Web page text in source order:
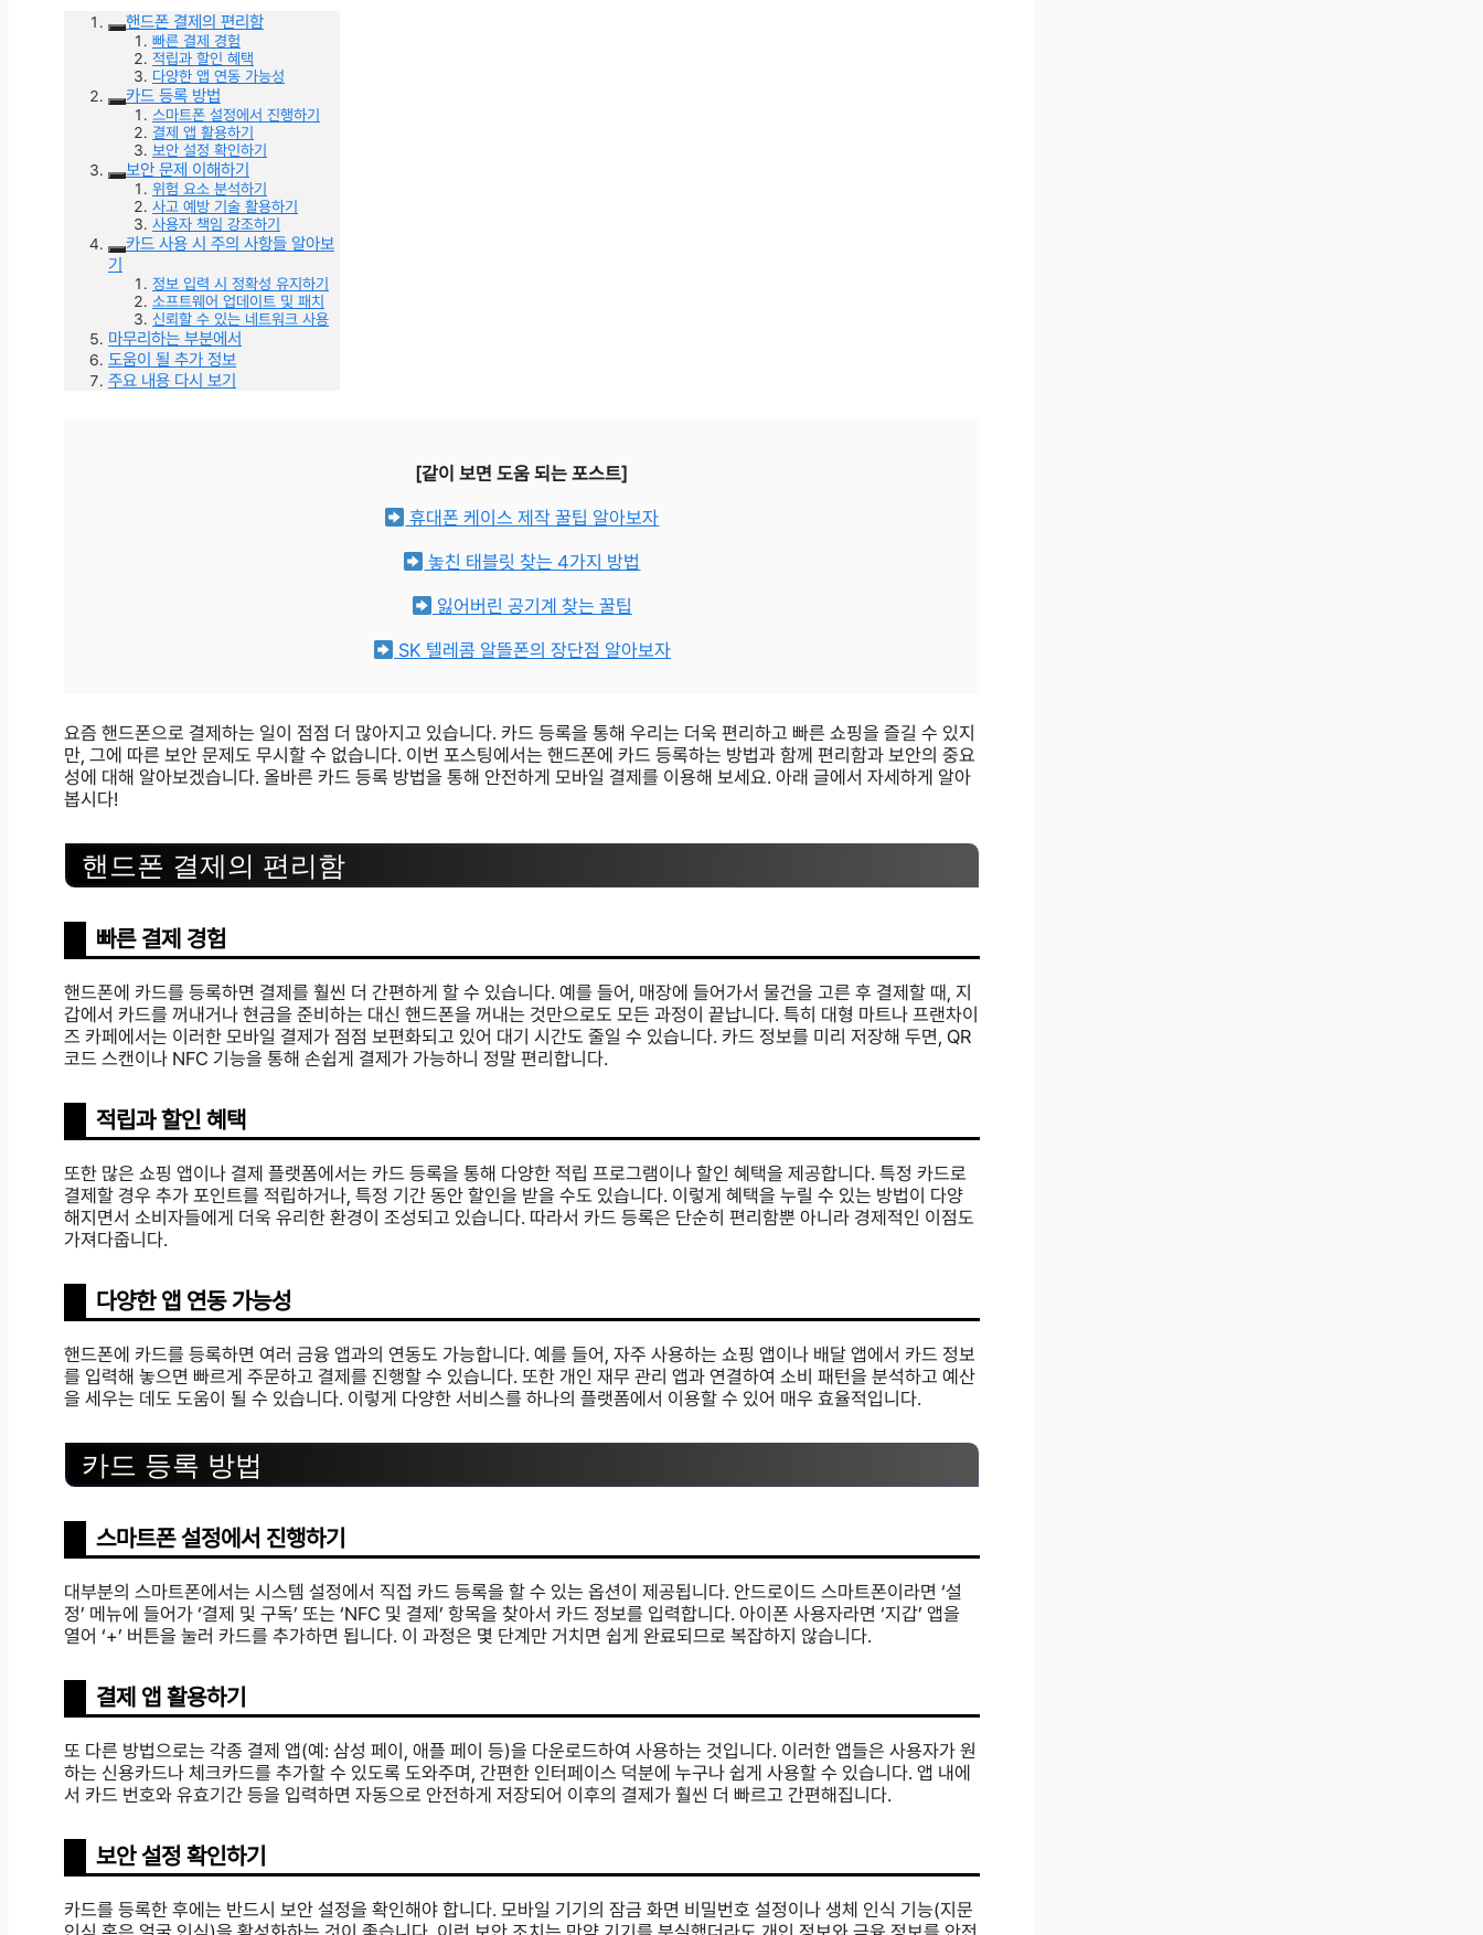
핸드폰 결제의 편리함
빠른 결제 경험
적립과 할인 혜택
다양한 앱 연동 가능성
카드 등록 방법
스마트폰 설정에서 진행하기
결제 앱 활용하기
보안 설정 확인하기
보안 문제 이해하기
위험 요소 분석하기
사고 예방 기술 활용하기
사용자 책임 강조하기
카드 사용 시 주의 사항들 알아보
기
정보 입력 시 정확성 유지하기
소프트웨어 업데이트 및 패치
신뢰할 수 있는 네트워크 사용
마무리하는 부분에서
도움이 될 추가 정보
주요 내용 다시 보기
[같이 보면 도움 되는 포스트]
휴대폰 케이스 제작 꿀팁 알아보자
놓친 태블릿 찾는 4가지 방법
잃어버린 공기계 찾는 꿀팁
SK 텔레콤 알뜰폰의 장단점 알아보자
요즘 핸드폰으로 결제하는 일이 점점 더 많아지고 있습니다. 카드 등록을 통해 우리는 더욱 편리하고 빠른 쇼핑을 즐길 수 있지
만, 그에 따른 보안 문제도 무시할 수 없습니다. 이번 포스팅에서는 핸드폰에 카드 등록하는 방법과 함께 편리함과 보안의 중요
성에 대해 알아보겠습니다. 올바른 카드 등록 방법을 통해 안전하게 모바일 결제를 이용해 보세요. 아래 글에서 자세하게 알아
봅시다!
핸드폰 결제의 편리함
빠른 결제 경험
핸드폰에 카드를 등록하면 결제를 훨씬 더 간편하게 할 수 있습니다. 예를 들어, 매장에 들어가서 물건을 고른 후 결제할 때, 지
갑에서 카드를 꺼내거나 현금을 준비하는 대신 핸드폰을 꺼내는 것만으로도 모든 과정이 끝납니다. 특히 대형 마트나 프랜차이
즈 카페에서는 이러한 모바일 결제가 점점 보편화되고 있어 대기 시간도 줄일 수 있습니다. 카드 정보를 미리 저장해 두면, QR
코드 스캔이나 NFC 기능을 통해 손쉽게 결제가 가능하니 정말 편리합니다.
적립과 할인 혜택
또한 많은 쇼핑 앱이나 결제 플랫폼에서는 카드 등록을 통해 다양한 적립 프로그램이나 할인 혜택을 제공합니다. 특정 카드로
결제할 경우 추가 포인트를 적립하거나, 특정 기간 동안 할인을 받을 수도 있습니다. 이렇게 혜택을 누릴 수 있는 방법이 다양
해지면서 소비자들에게 더욱 유리한 환경이 조성되고 있습니다. 따라서 카드 등록은 단순히 편리함뿐 아니라 경제적인 이점도
가져다줍니다.
다양한 앱 연동 가능성
핸드폰에 카드를 등록하면 여러 금융 앱과의 연동도 가능합니다. 예를 들어, 자주 사용하는 쇼핑 앱이나 배달 앱에서 카드 정보
를 입력해 놓으면 빠르게 주문하고 결제를 진행할 수 있습니다. 또한 개인 재무 관리 앱과 연결하여 소비 패턴을 분석하고 예산
을 세우는 데도 도움이 될 수 있습니다. 이렇게 다양한 서비스를 하나의 플랫폼에서 이용할 수 있어 매우 효율적입니다.
카드 등록 방법
스마트폰 설정에서 진행하기
대부분의 스마트폰에서는 시스템 설정에서 직접 카드 등록을 할 수 있는 옵션이 제공됩니다. 안드로이드 스마트폰이라면 ‘설
정’ 메뉴에 들어가 ‘결제 및 구독’ 또는 ‘NFC 및 결제’ 항목을 찾아서 카드 정보를 입력합니다. 아이폰 사용자라면 ‘지갑’ 앱을
열어 ‘+’ 버튼을 눌러 카드를 추가하면 됩니다. 이 과정은 몇 단계만 거치면 쉽게 완료되므로 복잡하지 않습니다.
결제 앱 활용하기
또 다른 방법으로는 각종 결제 앱(예: 삼성 페이, 애플 페이 등)을 다운로드하여 사용하는 것입니다. 이러한 앱들은 사용자가 원
하는 신용카드나 체크카드를 추가할 수 있도록 도와주며, 간편한 인터페이스 덕분에 누구나 쉽게 사용할 수 있습니다. 앱 내에
서 카드 번호와 유효기간 등을 입력하면 자동으로 안전하게 저장되어 이후의 결제가 훨씬 더 빠르고 간편해집니다.
보안 설정 확인하기
카드를 등록한 후에는 반드시 보안 설정을 확인해야 합니다. 모바일 기기의 잠금 화면 비밀번호 설정이나 생체 인식 기능(지문